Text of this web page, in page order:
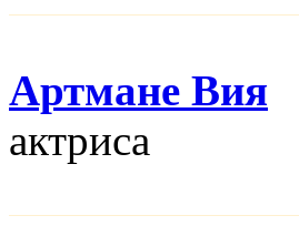
Артмане Вия
актриса